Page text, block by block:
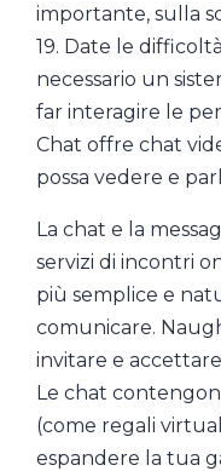
importante, sulla
19. Date le
necessario un
far interagire le
Chat offre chat
possa vedere e
La chat e la
servizi di incontri
più semplice e
comunicare.
invitare e
Le chat
(come regali
espandere la tua